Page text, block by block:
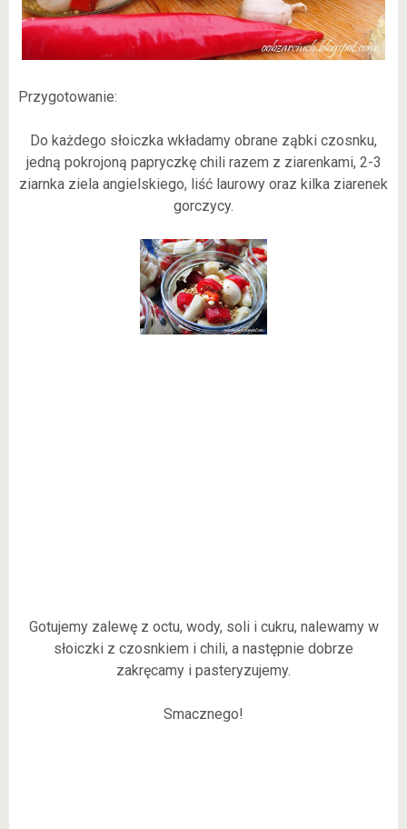
Przygotowanie:
Do każdego słoiczka wkładamy obrane ząbki czosnku,
jedną pokrojoną papryczkę chili razem z ziarenkami, 2-3
ziarnka ziela angielskiego, liść laurowy oraz kilka ziarenek
gorczycy.
Gotujemy zalewę z octu, wody, soli i cukru, nalewamy w
słoiczki z czosnkiem i chili, a następnie dobrze
zakręcamy i pasteryzujemy.
Smacznego!